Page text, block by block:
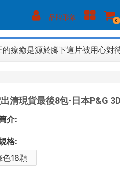
品牌形象 0
療癒是源於腳下這片被用心對
出清現貨最後8包-日本P&G
介:
格:
色18顆